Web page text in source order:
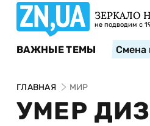
ЗЕРКАЛО
не подводим с
ВАЖНЫЕ ТЕМЫ Смена
ГЛАВНАЯ МИР
УМЕР